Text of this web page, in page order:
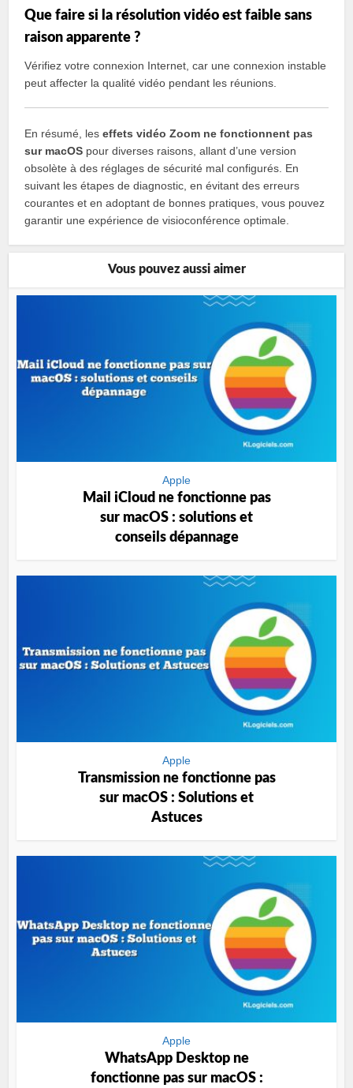
Que faire si la résolution vidéo est faible sans
raison apparente ?
Vérifiez votre connexion Internet, car une connexion instable
peut affecter la qualité vidéo pendant les réunions.
En résumé, leseffets vidéo Zoom ne fonctionnent pas
sur macOS pour diverses raisons, allant d’une version
obsolète à des réglages de sécurité mal configurés. En
suivant les étapes de diagnostic, en évitant des erreurs
courantes et en adoptant de bonnes pratiques, vous pouvez
garantir une expérience de visioconférence optimale.
Vous pouvez aussi aimer
Apple
Mail iCloud ne fonctionne pas
sur macOS : solutions et
conseils dépannage
Apple
Transmission ne fonctionne pas
sur macOS : Solutions et
Astuces
Apple
WhatsApp Desktop ne
fonctionne pas sur macOS :